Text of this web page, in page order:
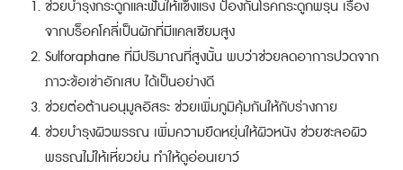
ช่วยบำรุงกระดูกและฟันให้แข็งแรง ป้องกันโรคกระดูกพรุน เรื่อง
จากบร็อคโคลี่เป็นผักที่มีแคลเซียมสูง
Sulforaphane ที่มีปริมาณที่สูงนั้น พบว่าช่วยลดอาการปวดจาก
ภาวะข้อเข่าอักเสบ ได้เป็นอย่างดี
ช่วยต่อต้านอนุมูลอิสระ ช่วยเพิ่มภูมิคุ้มกันให้กับร่างกาย
ช่วยบำรุงผิวพรรณ เพิ่มความยืดหยุ่นให้ผิวหนัง ช่วยชะลอผิว
พรรณไม่ให้เหี่ยวย่น ทำให้ดูอ่อนเยาว์